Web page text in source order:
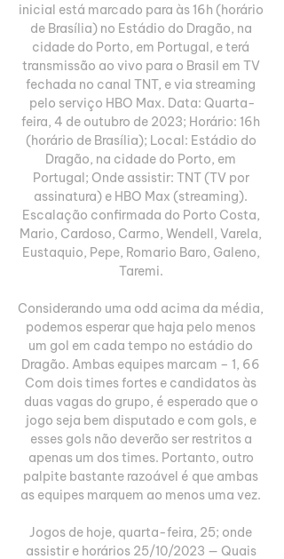
inicial está marcado para às 16h (horário
de Brasília) no Estádio do Dragão, na
cidade do Porto, em Portugal, e terá
transmissão ao vivo para o Brasil em TV
fechada no canal TNT, e via streaming
pelo serviço HBO Max. Data: Quarta-
feira, 4 de outubro de 2023; Horário: 16h
(horário de Brasília); Local: Estádio do
Dragão, na cidade do Porto, em
Portugal; Onde assistir: TNT (TV por
assinatura) e HBO Max (streaming).
Escalação confirmada do Porto Costa,
Mario, Cardoso, Carmo, Wendell, Varela,
Eustaquio, Pepe, Romario Baro, Galeno,
Taremi.
Considerando uma odd acima da média,
podemos esperar que haja pelo menos
um gol em cada tempo no estádio do
Dragão. Ambas equipes marcam – 1, 66
Com dois times fortes e candidatos às
duas vagas do grupo, é esperado que o
jogo seja bem disputado e com gols, e
esses gols não deverão ser restritos a
apenas um dos times. Portanto, outro
palpite bastante razoável é que ambas
as equipes marquem ao menos uma vez.
Jogos de hoje, quarta-feira, 25; onde
assistir e horários 25/10/2023 — Quais